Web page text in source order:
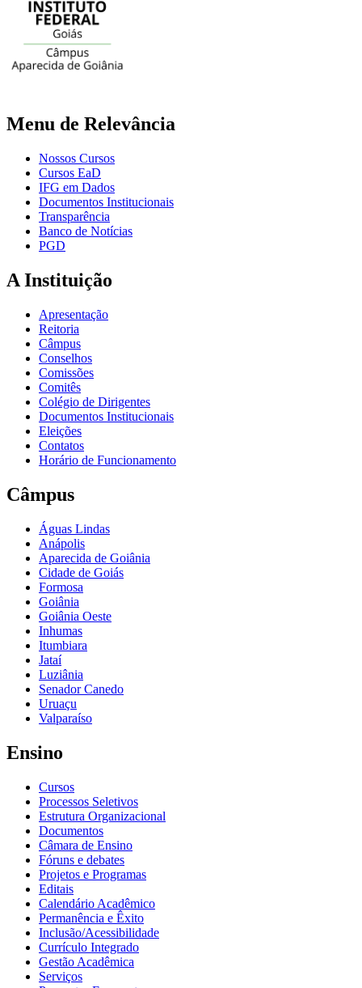
Menu de Relevância
Nossos Cursos
Cursos EaD
IFG em Dados
Documentos Institucionais
Transparência
Banco de Notícias
PGD
A Instituição
Apresentação
Reitoria
Câmpus
Conselhos
Comissões
Comitês
Colégio de Dirigentes
Documentos Institucionais
Eleições
Contatos
Horário de Funcionamento
Câmpus
Águas Lindas
Anápolis
Aparecida de Goiânia
Cidade de Goiás
Formosa
Goiânia
Goiânia Oeste
Inhumas
Itumbiara
Jataí
Luziânia
Senador Canedo
Uruaçu
Valparaíso
Ensino
Cursos
Processos Seletivos
Estrutura Organizacional
Documentos
Câmara de Ensino
Fóruns e debates
Projetos e Programas
Editais
Calendário Acadêmico
Permanência e Êxito
Inclusão/Acessibilidade
Currículo Integrado
Gestão Acadêmica
Serviços